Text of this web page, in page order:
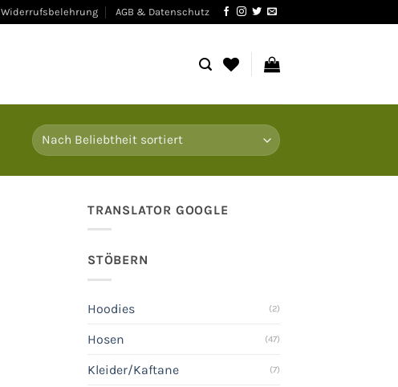
Widerrufsbelehrung AGB & Datenschutz
TRANSLATOR GOOGLE
STÖBERN
Hoodies (2)
Hosen (47)
Kleider/Kaftane (7)